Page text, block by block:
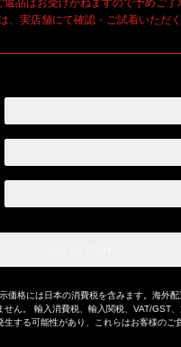
品はお受けかねますので予めご了
、実店舗にて確認・ご試着いただ
価格には日本の消費税を含みます。海外
せん。 輸入消費税、輸入関税、VAT/GST
する可能性があり、これらはお客様のご